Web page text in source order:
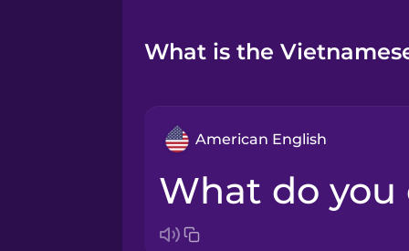
What is the
American English
What do